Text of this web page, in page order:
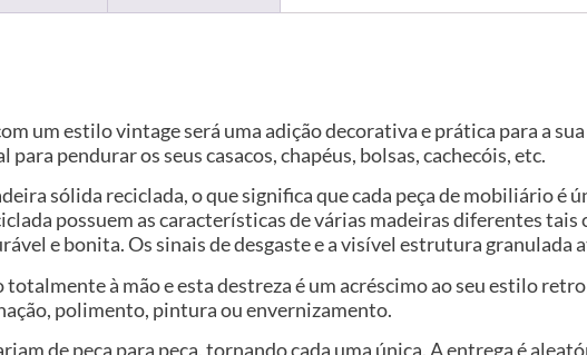
um estilo vintage será uma adição decorativa e prática para a
pendurar os seus casacos, chapéus, bolsas, cachecóis, etc.
sólida reciclada, o que significa que cada peça de mobiliário é
possuem as características de várias madeiras diferentes tais
e bonita. Os sinais de desgaste e a visível estrutura
à mão e esta destreza é um acréscimo ao seu estilo
polimento, pintura ou envernizamento.
de peça para peça, tornando cada uma única. A entrega é